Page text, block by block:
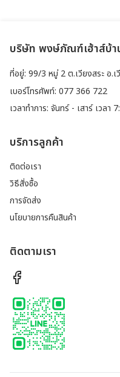
บริษัท พงษ์ภัณฑ์เฮ้าส์บ้า
ที่อยู่: 99/3 หมู่ 2 ต.เวียงสระ อ.เ
เบอร์โทรศัพท์: 077 366 722
เวลาทำการ: จันทร์ - เสาร์ เวลา
บริการลูกค้า
ติดต่อเรา
วิธีสั่งซื้อ
การจัดส่ง
นโยบายการคืนสินค้า
ติดตามเรา